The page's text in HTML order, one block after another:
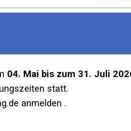
04. Mai bis zum 31. Juli
statt.
anmelden .